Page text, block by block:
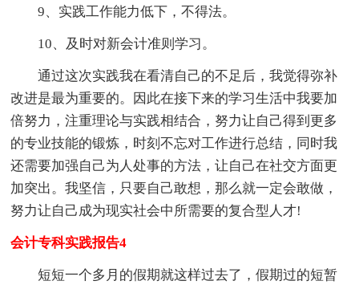
9、实践工作能力低下，不得法。
10、及时对新会计准则学习。
通过这次实践我在看清自己的不足后，我觉得弥补
改进是最为重要的。因此在接下来的学习生活中我要加
倍努力，注重理论与实践相结合，努力让自己得到更多
的专业技能的锻炼，时刻不忘对工作进行总结，同时我
还需要加强自己为人处事的方法，让自己在社交方面更
加突出。我坚信，只要自己敢想，那么就一定会敢做，
努力让自己成为现实社会中所需要的复合型人才!
会计专科实践报告4
短短一个多月的假期就这样过去了，假期过的短暂